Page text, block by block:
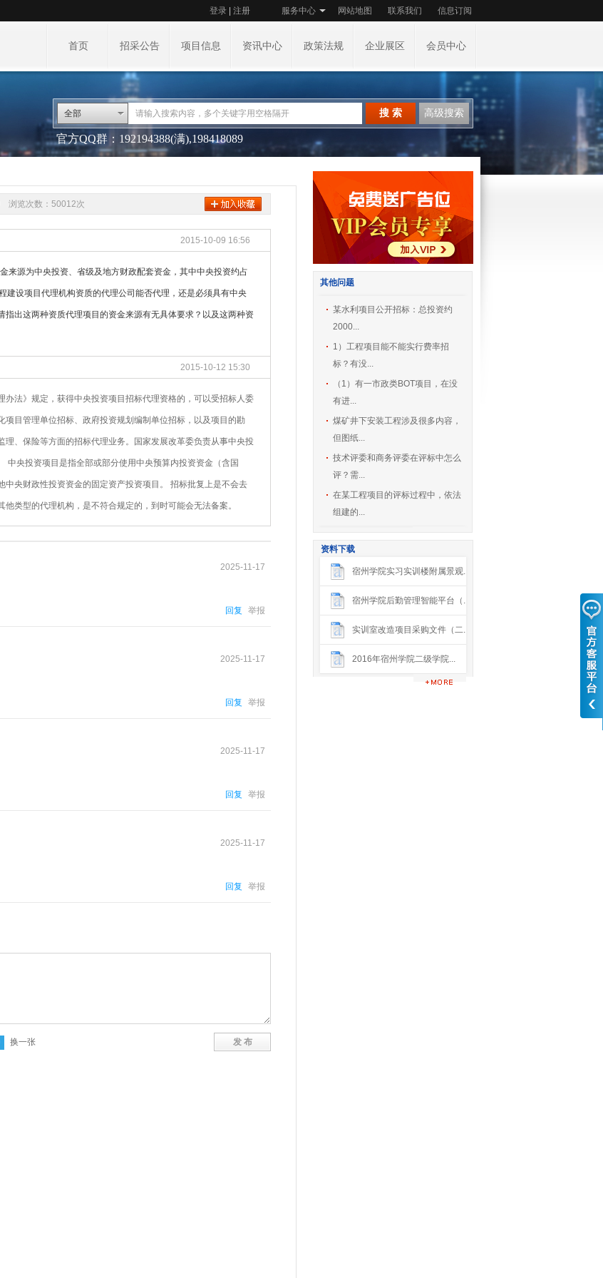
服务中心 网站地图 联系我们 信息订阅
登录 注册
首页 招采公告 项目信息 资讯中心 政策法规 企业展区 会员中心
全部 搜 索 高级搜索
官方QQ群：192194388(满),198418089
浏览次数：50012次
2015-10-09 16:56
来源为中央投资、省级及地方财政配套资金，其中中央投资约占
建设项目代理机构资质的代理公司能否代理，还是必须具有中央
出这两种资质代理项目的资金来源有无具体要求？以及这两种资
2015-10-12 15:30
法》规定，获得中央投资项目招标代理资格的，可以受招标人委
目管理单位招标、政府投资规划编制单位招标，以及项目的勘
、保险等方面的招标代理业务。国家发展改革委负责从事中央投
央投资项目是指全部或部分使用中央预算内投资资金（含国
央财政性投资资金的固定资产投资项目。 招标批复上是不会去
类型的代理机构，是不符合规定的，到时可能会无法备案。
2025-11-17
回复 举报
2025-11-17
回复 举报
2025-11-17
回复 举报
2025-11-17
回复 举报
换一张 发 布
其他问题
某水利项目公开招标：总投资约
2000...
1）工程项目能不能实行费率招
标？有没...
（1）有一市政类BOT项目，在没
有进...
煤矿井下安装工程涉及很多内容，
但图纸...
技术评委和商务评委在评标中怎么
评？需...
在某工程项目的评标过程中，依法
组建的...
资料下载
宿州学院实习实训楼附属景观...
宿州学院后勤管理智能平台（...
实训室改造项目采购文件（二...
2016年宿州学院二级学院...